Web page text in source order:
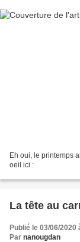
Eh oui, le printemps
oeil ici :
La tête au
Publié le 03/06/2020
Par nanougdan